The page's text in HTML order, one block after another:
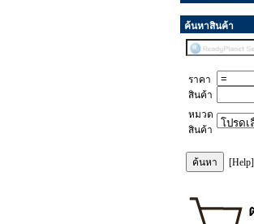
ค้นหาสินค้า
ราคา
สินค้า
หมวด
สินค้า
[Help]